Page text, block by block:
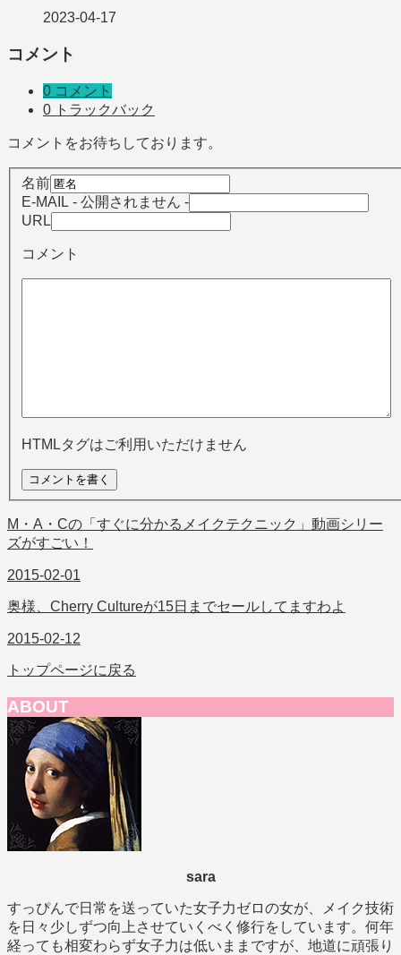
2023-04-17
コメント
0 コメント
0 トラックバック
コメントをお待ちしております。
名前
E-MAIL - 公開されません -
URL
コメント
HTMLタグはご利用いただけません
M・A・Cの「すぐに分かるメイクテクニック」動画シリー
ズがすごい！
2015-02-01
奥様、Cherry Cultureが15日までセールしてますわよ
2015-02-12
トップページに戻る
ABOUT
sara
すっぴんで日常を送っていた女子力ゼロの女が、メイク技術
を日々少しずつ向上させていくべく修行をしています。何年
経っても相変わらず女子力は低いままですが、地道に頑張り